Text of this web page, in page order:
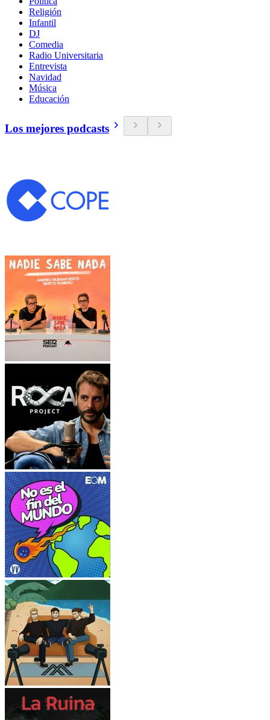
Religión
Infantil
DJ
Comedia
Radio Universitaria
Entrevista
Navidad
Música
Educación
Los mejores podcasts